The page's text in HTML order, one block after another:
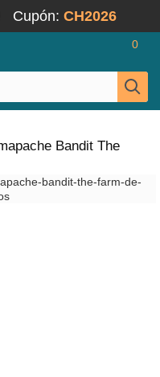
Cupón: CH2026
0
Bandit The